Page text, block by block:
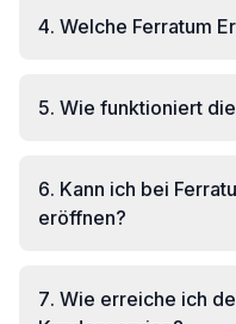
4. Welche Ferratum
5. Wie funktioniert
6. Kann ich bei
eröffnen?
7. Wie erreiche ich